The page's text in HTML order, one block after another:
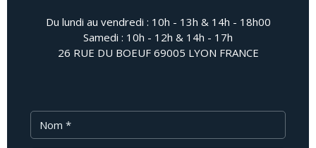
Du lundi au vendredi : 10h - 13h & 14h - 18h00
Samedi : 10h - 12h & 14h - 17h
26 RUE DU BOEUF 69005 LYON FRANCE